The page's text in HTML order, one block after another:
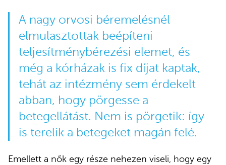
A nagy orvosi béremelésnél
elmulasztottak beépíteni
teljesítménybérezési elemet, és
még a kórházak is fix díjat kaptak,
tehát az intézmény sem érdekelt
abban, hogy pörgesse a
betegellátást. Nem is pörgetik: így
is terelik a betegeket magán felé.
Emellett a nők egy része nehezen viseli, hogy egy